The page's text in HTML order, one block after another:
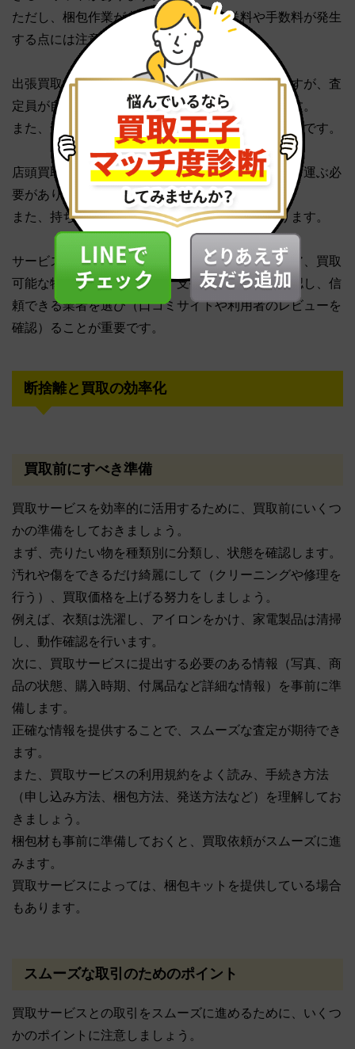
ただし、梱包作業が必要になったり、送料や手数料が発生
する点には注意が必要です。
出張買取は、大量の物を処分したい場合に便利ですが、査
定員が自宅に来るため、時間調整が必要になります。
また、査定員への対応など、ある程度の準備が必要です。
店頭買取は、すぐに現金化できる反面、自分で持ち運ぶ必
要があり、手間がかかります。
また、持ち運び可能な量に制限がある場合があります。
サービスを選ぶ際には、手数料や送料、対応エリア、買取
可能な物の種類、査定方法、支払い方法などを確認し、信
頼できる業者を選び（口コミサイトや利用者のレビューを
確認）ることが重要です。
断捨離と買取の効率化
買取前にすべき準備
買取サービスを効率的に活用するために、買取前にいくつ
かの準備をしておきましょう。
まず、売りたい物を種類別に分類し、状態を確認します。
汚れや傷をできるだけ綺麗にして（クリーニングや修理を
行う）、買取価格を上げる努力をしましょう。
例えば、衣類は洗濯し、アイロンをかけ、家電製品は清掃
し、動作確認を行います。
次に、買取サービスに提出する必要のある情報（写真、商
品の状態、購入時期、付属品など詳細な情報）を事前に準
備します。
正確な情報を提供することで、スムーズな査定が期待でき
ます。
また、買取サービスの利用規約をよく読み、手続き方法
（申し込み方法、梱包方法、発送方法など）を理解してお
きましょう。
梱包材も事前に準備しておくと、買取依頼がスムーズに進
みます。
買取サービスによっては、梱包キットを提供している場合
もあります。
スムーズな取引のためのポイント
買取サービスとの取引をスムーズに進めるために、いくつ
かのポイントに注意しましょう。